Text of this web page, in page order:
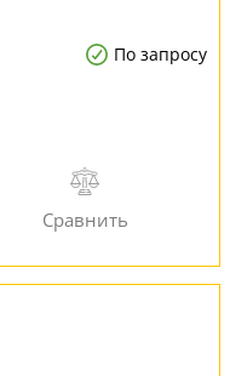
По запросу